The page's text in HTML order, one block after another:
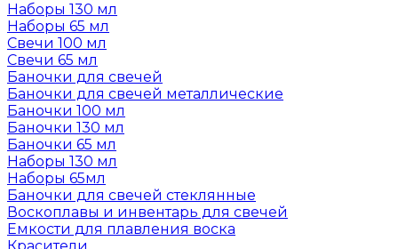
Наборы 130 мл
Наборы 65 мл
Свечи 100 мл
Свечи 65 мл
Баночки для свечей
Баночки для свечей металлические
Баночки 100 мл
Баночки 130 мл
Баночки 65 мл
Наборы 130 мл
Наборы 65мл
Баночки для свечей стеклянные
Воскоплавы и инвентарь для свечей
Емкости для плавления воска